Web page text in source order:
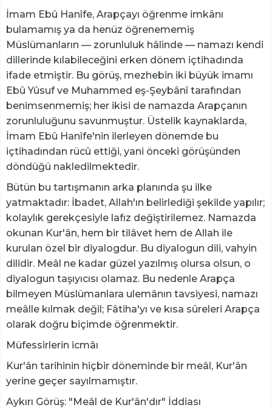
İmam Ebû Hanîfe, Arapçayı öğrenme imkânı
bulamamış ya da henüz öğrenememiş
Müslümanların — zorunluluk hâlinde — namazı kendi
dillerinde kılabileceğini erken dönem içtihadında
ifade etmiştir. Bu görüş, mezhebin iki büyük imamı
Ebû Yûsuf ve Muhammed eş-Şeybânî tarafından
benimsenmemiş; her ikisi de namazda Arapçanın
zorunluluğunu savunmuştur. Üstelik kaynaklarda,
İmam Ebû Hanîfe'nin ilerleyen dönemde bu
içtihadından rücû ettiği, yani önceki görüşünden
döndüğü nakledilmektedir.
Bütün bu tartışmanın arka planında şu ilke
yatmaktadır: İbadet, Allah'ın belirlediği şekilde yapılır;
kolaylık gerekçesiyle lafız değiştirilemez. Namazda
okunan Kur'ân, hem bir tilâvet hem de Allah ile
kurulan özel bir diyalogdur. Bu diyalogun dili, vahyin
dilidir. Meâl ne kadar güzel yazılmış olursa olsun, o
diyalogun taşıyıcısı olamaz. Bu nedenle Arapça
bilmeyen Müslümanlara ulemânın tavsiyesi, namazı
meâlle kılmak değil; Fâtiha'yı ve kısa sûreleri Arapça
olarak doğru biçimde öğrenmektir.
Müfessirlerin icmâı
Kur'ân tarihinin hiçbir döneminde bir meâl, Kur'ân
yerine geçer sayılmamıştır.
Aykırı Görüş: "Meâl de Kur'ân'dır" İddiası